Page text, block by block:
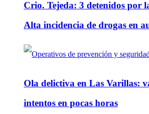
Crio. Tejeda: 3 detenidos por
Alta incidencia de drogas en
Ola delictiva en Las Varillas:
intentos en pocas horas